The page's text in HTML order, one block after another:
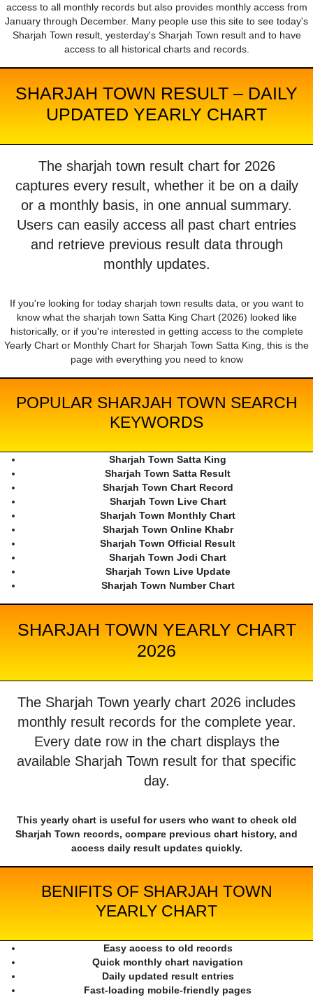
access to all monthly records but also provides monthly access from
January through December. Many people use this site to see today's
Sharjah Town result, yesterday's Sharjah Town result and to have
access to all historical charts and records.
SHARJAH TOWN RESULT – DAILY
UPDATED YEARLY CHART
The sharjah town result chart for 2026
captures every result, whether it be on a daily
or a monthly basis, in one annual summary.
Users can easily access all past chart entries
and retrieve previous result data through
monthly updates.
If you're looking for today sharjah town results data, or you want to
know what the sharjah town Satta King Chart (2026) looked like
historically, or if you're interested in getting access to the complete
Yearly Chart or Monthly Chart for Sharjah Town Satta King, this is the
page with everything you need to know
POPULAR SHARJAH TOWN SEARCH
KEYWORDS
Sharjah Town Satta King
Sharjah Town Satta Result
Sharjah Town Chart Record
Sharjah Town Live Chart
Sharjah Town Monthly Chart
Sharjah Town Online Khabr
Sharjah Town Official Result
Sharjah Town Jodi Chart
Sharjah Town Live Update
Sharjah Town Number Chart
SHARJAH TOWN YEARLY CHART
2026
The Sharjah Town yearly chart 2026 includes
monthly result records for the complete year.
Every date row in the chart displays the
available Sharjah Town result for that specific
day.
This yearly chart is useful for users who want to check old
Sharjah Town records, compare previous chart history, and
access daily result updates quickly.
BENIFITS OF SHARJAH TOWN
YEARLY CHART
Easy access to old records
Quick monthly chart navigation
Daily updated result entries
Fast-loading mobile-friendly pages